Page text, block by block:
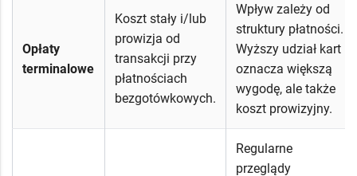
Opłaty
terminalowe
Koszt stały i/lub
prowizja od
transakcji przy
płatnościach
bezgotówkowych.
Wpływ zależy od
struktury płatności.
Wyższy udział kart
oznacza większą
wygodę, ale także
koszt prowizyjny.
Regularne
przeglądy